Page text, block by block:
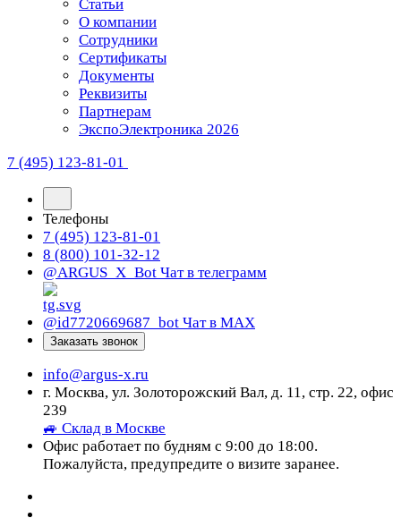
Статьи
О компании
Сотрудники
Сертификаты
Документы
Реквизиты
Партнерам
ЭкспоЭлектроника 2026
7 (495) 123-81-01
Телефоны
7 (495) 123-81-01
8 (800) 101-32-12
@ARGUS_X_Bot Чат в телеграмм
@id7720669687_bot Чат в МАХ
Заказать звонок
info@argus-x.ru
г. Москва, ул. Золоторожский Вал, д. 11, стр. 22, офис
239
🚙 Склад в Москве
Офис работает по будням с 9:00 до 18:00.
Пожалуйста, предупредите о визите заранее.